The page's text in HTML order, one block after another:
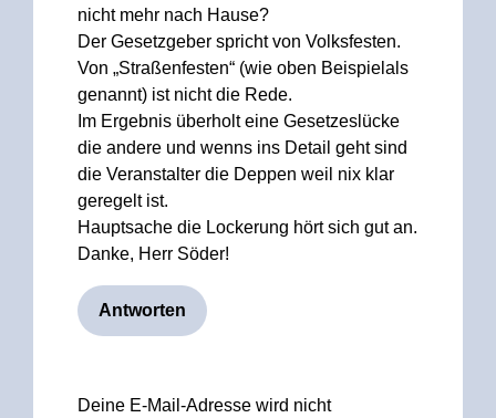
nicht mehr nach Hause?
Der Gesetzgeber spricht von Volksfesten.
Von „Straßenfesten“ (wie oben Beispielals
genannt) ist nicht die Rede.
Im Ergebnis überholt eine Gesetzeslücke
die andere und wenns ins Detail geht sind
die Veranstalter die Deppen weil nix klar
geregelt ist.
Hauptsache die Lockerung hört sich gut an.
Danke, Herr Söder!
Antworten
Hinterlasse
Deine E-Mail-Adresse wird nicht